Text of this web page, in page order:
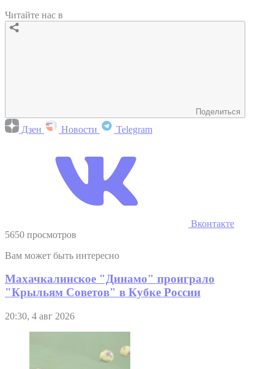
Читайте нас в
Поделиться
Дзен Новости Telegram
Вконтакте
5650 просмотров
Вам может быть интересно
Махачкалинское "Динамо" проиграло
"Крыльям Советов" в Кубке России
20:30, 4 авг 2026